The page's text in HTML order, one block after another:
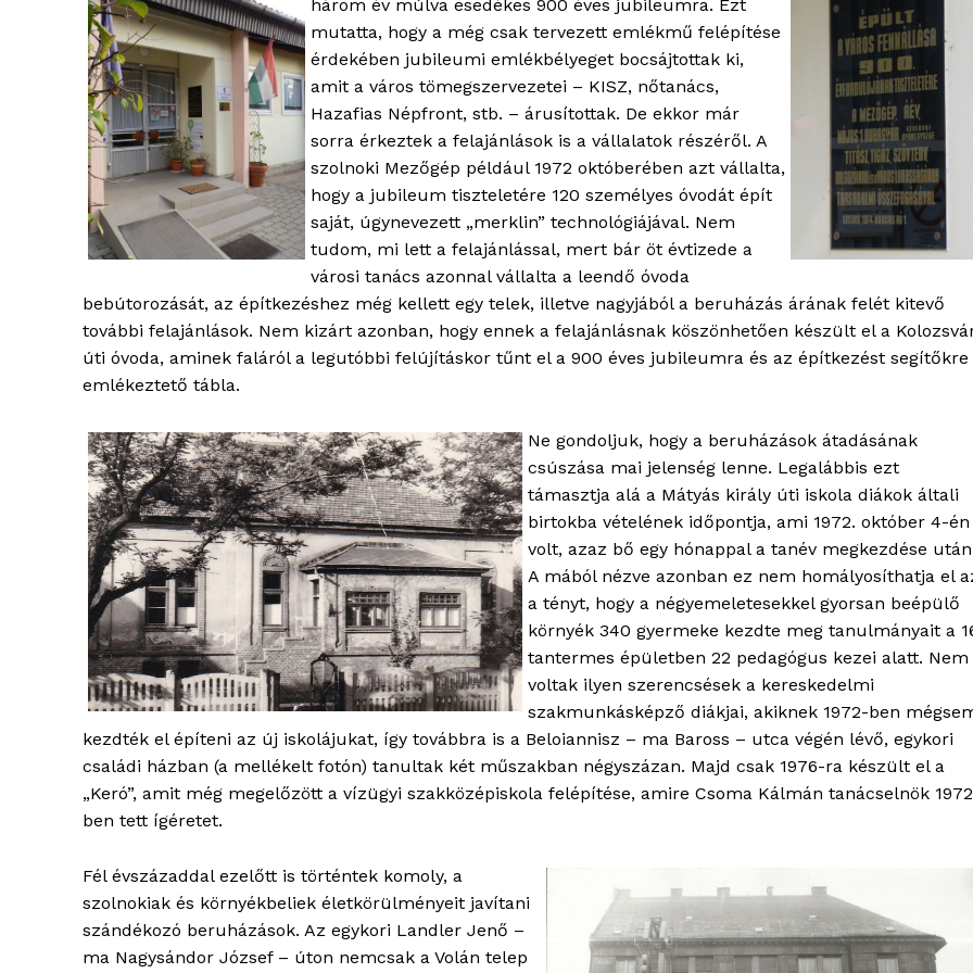
három év múlva esedékes 900 éves jubileumra. Ezt
mutatta, hogy a még csak tervezett emlékmű felépítése
érdekében jubileumi emlékbélyeget bocsájtottak ki,
amit a város tömegszervezetei – KISZ, nőtanács,
Hazafias Népfront, stb. – árusítottak. De ekkor már
sorra érkeztek a felajánlások is a vállalatok részéről. A
szolnoki Mezőgép például 1972 októberében azt vállalta,
hogy a jubileum tiszteletére 120 személyes óvodát épít
saját, úgynevezett „merklin” technológiájával. Nem
tudom, mi lett a felajánlással, mert bár öt évtizede a
városi tanács azonnal vállalta a leendő óvoda
bebútorozását, az építkezéshez még kellett egy telek, illetve nagyjából a beruházás árának felét kitevő
további felajánlások. Nem kizárt azonban, hogy ennek a felajánlásnak köszönhetően készült el a
úti óvoda, aminek faláról a legutóbbi felújításkor tűnt el a 900 éves jubileumra és az építkezést segítőkre
emlékeztető tábla.
Ne gondoljuk, hogy a beruházások átadásának
csúszása mai jelenség lenne. Legalábbis ezt
támasztja alá a Mátyás király úti iskola diákok általi
birtokba vételének időpontja, ami 1972. október 4-én
volt, azaz bő egy hónappal a tanév megkezdése
A mából nézve azonban ez nem homályosíthatja el
a tényt, hogy a négyemeletesekkel gyorsan beépülő
környék 340 gyermeke kezdte meg tanulmányait a
tantermes épületben 22 pedagógus kezei alatt. Nem
voltak ilyen szerencsések a kereskedelmi
szakmunkásképző diákjai, akiknek 1972-ben
kezdték el építeni az új iskolájukat, így továbbra is a Beloiannisz – ma Baross – utca végén lévő, egykori
családi házban (a mellékelt fotón) tanultak két műszakban négyszázan. Majd csak 1976-ra készült el a
„Keró”, amit még megelőzött a vízügyi szakközépiskola felépítése, amire Csoma Kálmán tanácselnök
ben tett ígéretet.
Fél évszázaddal ezelőtt is történtek komoly, a
szolnokiak és környékbeliek életkörülményeit javítani
szándékozó beruházások. Az egykori Landler Jenő –
ma Nagysándor József – úton nemcsak a Volán telep